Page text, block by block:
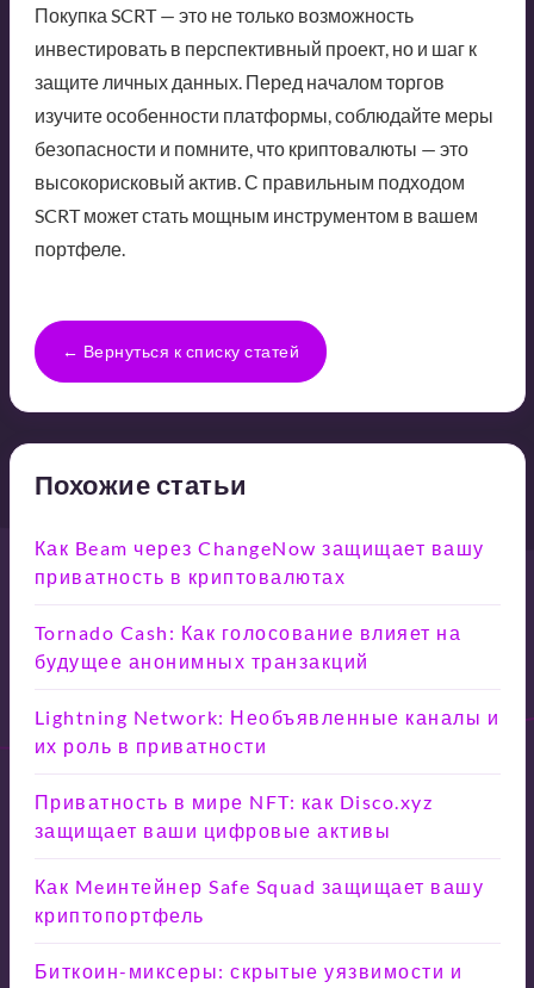
Покупка SCRT — это не только возможность
инвестировать в перспективный проект, но и шаг к
защите личных данных. Перед началом торгов
изучите особенности платформы, соблюдайте меры
безопасности и помните, что криптовалюты — это
высокорисковый актив. С правильным подходом
SCRT может стать мощным инструментом в вашем
портфеле.
← Вернуться к списку статей
Похожие статьи
Как Beam через ChangeNow защищает вашу
приватность в криптовалютах
Tornado Cash: Как голосование влияет на
будущее анонимных транзакций
Lightning Network: Необъявленные каналы и
их роль в приватности
Приватность в мире NFT: как Disco.xyz
защищает ваши цифровые активы
Как Meинтейнер Safe Squad защищает вашу
криптопортфель
Биткоин-миксеры: скрытые уязвимости и